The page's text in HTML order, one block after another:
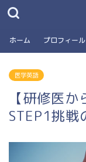
ホーム プロフィール
医学英語
【研修医
STEP1挑戦